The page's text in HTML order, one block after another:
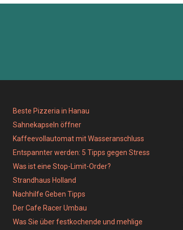
Beste Pizzeria in Hanau
Sahnekapseln öffner
Kaffeevollautomat mit Wasseranschluss
Entspannter werden: 5 Tipps gegen Stress
Was ist eine Stop-Limit-Order?
Strandhaus Holland
Nachhilfe Geben Tipps
Der Cafe Racer Umbau
Was Sie über festkochende und mehlige